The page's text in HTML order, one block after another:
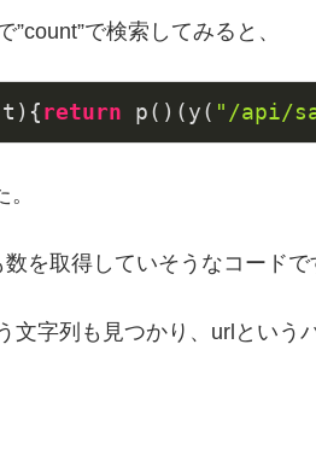
で検索してみると、
t ) {return p()(y( "/api/
を取得していそうなコードで
文字列も見つかり、urlという